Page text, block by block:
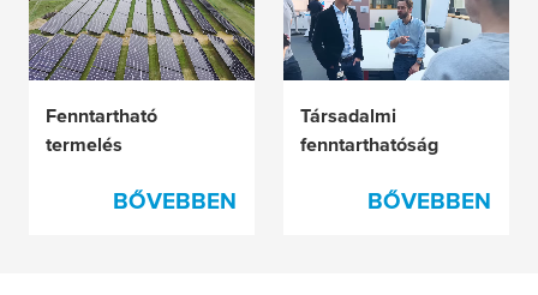
Fenntartható
termelés
BŐVEBBEN
Társadalmi
fenntarthatóság
BŐVEBBEN